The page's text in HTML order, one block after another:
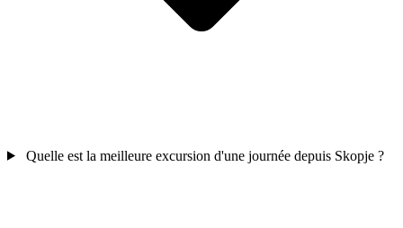
Quelle est la meilleure excursion d'une journée depuis Skopje ?